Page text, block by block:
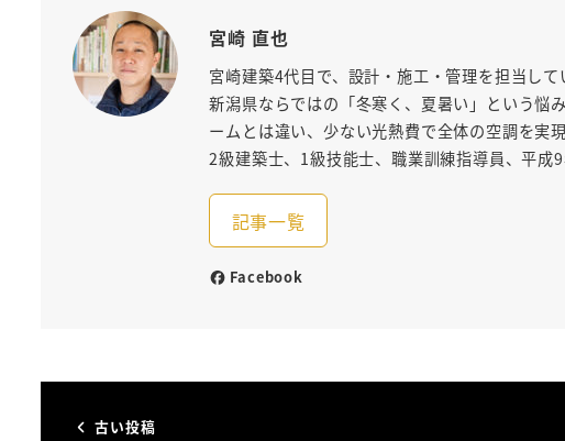
宮崎 直也
宮崎建築4代目で、設計・施工・管理を担当して
新潟県ならではの「冬寒く、夏暑い」という悩
ームとは違い、少ない光熱費で全体の空調を実現
2級建築士、1級技能士、職業訓練指導員、平成
記事一覧
Facebook
古い投稿